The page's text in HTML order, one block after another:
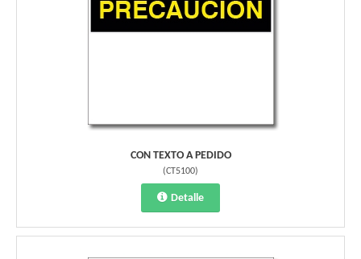
CON TEXTO A PEDIDO
(CT5100)
Detalle